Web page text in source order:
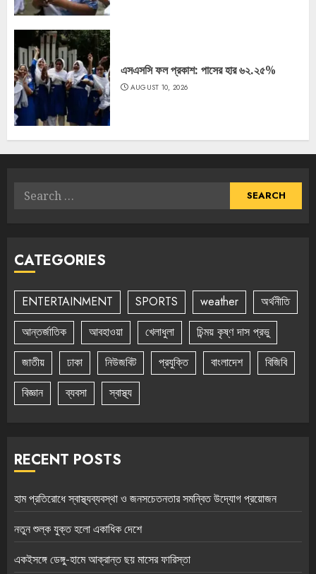
এসএসসি ফল প্রকাশ: পাসের হার ৬২.২৫%
AUGUST 10, 2026
Search
CATEGORIES
ENTERTAINMENT SPORTS weather
অর্থনীতি
আন্তর্জাতিক
আবহাওয়া খেলাধুলা
চিন্ময় কৃষ্ণ দাস প্রভু
জাতীয়
ঢাকা নিউজবিট প্রযুক্তি বাংলাদেশ
বিজিবি
বিজ্ঞান
ব্যবসা স্বাস্থ্য
RECENT POSTS
হাম প্রতিরোধে স্বাস্থ্যব্যবস্থা ও জনসচেতনতার সমন্বিত উদ্যোগ প্রয়োজন
নতুন শুল্ক যুক্ত হলো একাধিক দেশে
একইসঙ্গে ডেঙ্গু-হামে আক্রান্ত ছয় মাসের ফারিস্তা